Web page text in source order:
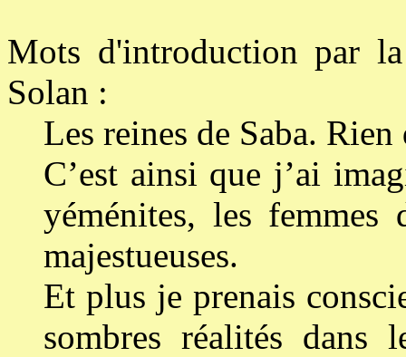
Mots d'introduction par
Solan :
Les reines de Saba.
C’est ainsi que j’ai
yéménites, les
majestueuses.
Et plus je prenais
sombres réalités dans